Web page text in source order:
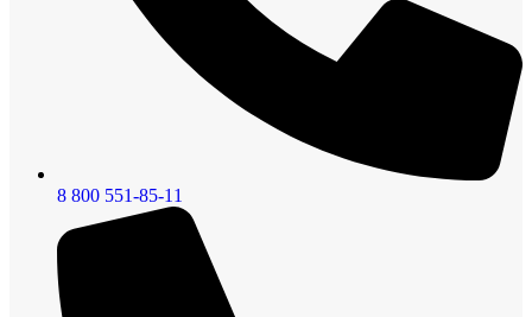
8 800 551-85-11